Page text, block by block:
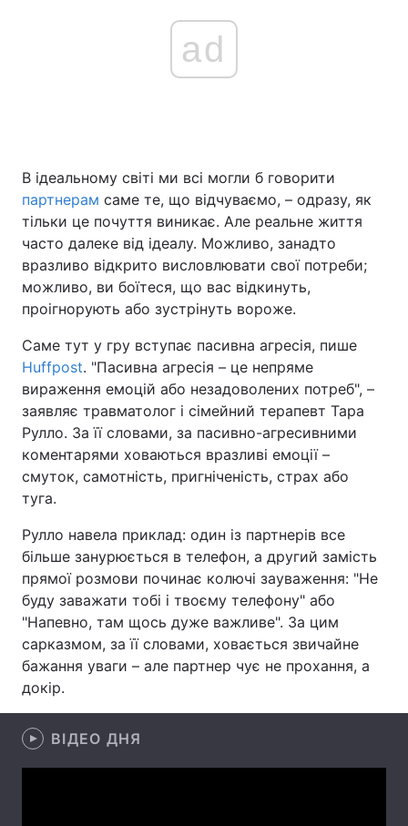
Головна Війна
Україна Політика
Спорт Наука
Техно і зв'язок
Зброя Інциденти
Здоров'я Туризм
Цікавинки Погода
Лонгріди
Відео з Youtube Статті
Інтерв'ю Думки
Архів
Контакти
ad
В ідеальному світі ми всі могли б говорити
партнерам саме те, що відчуваємо, – одразу, як
тільки це почуття виникає. Але реальне життя
часто далеке від ідеалу. Можливо, занадто
вразливо відкрито висловлювати свої потреби;
можливо, ви боїтеся, що вас відкинуть,
проігнорують або зустрінуть вороже.
Саме тут у гру вступає пасивна агресія, пише
Huffpost. "Пасивна агресія – це непряме
вираження емоцій або незадоволених потреб", –
заявляє травматолог і сімейний терапевт Тара
Рулло. За її словами, за пасивно-агресивними
коментарями ховаються вразливі емоції –
смуток, самотність, пригніченість, страх або
туга.
Рулло навела приклад: один із партнерів все
більше занурюється в телефон, а другий замість
прямої розмови починає колючі зауваження: "Не
буду заважати тобі і твоєму телефону" або
"Напевно, там щось дуже важливе". За цим
сарказмом, за її словами, ховається звичайне
бажання уваги – але партнер чує не прохання, а
докір.
ВІДЕО ДНЯ